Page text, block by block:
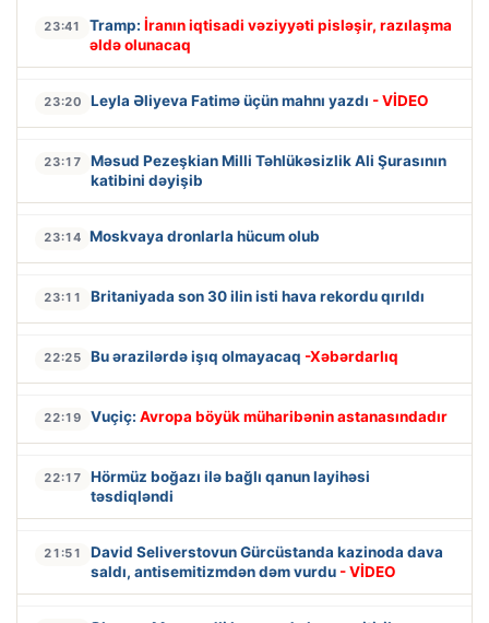
23:41 Tramp: İranın iqtisadi vəziyyəti pisləşir, razılaşma
əldə olunacaq
23:20 Leyla Əliyeva Fatimə üçün mahnı yazdı - VİDEO
23:17
Məsud Pezeşkian Milli Təhlükəsizlik Ali Şurasının
katibini dəyişib
23:14 Moskvaya dronlarla hücum olub
23:11 Britaniyada son 30 ilin isti hava rekordu qırıldı
22:25 Bu ərazilərdə işıq olmayacaq -Xəbərdarlıq
22:19 Vuçiç: Avropa böyük müharibənin astanasındadır
22:17
Hörmüz boğazı ilə bağlı qanun layihəsi
təsdiqləndi
21:51
David Seliverstovun Gürcüstanda kazinoda dava
saldı, antisemitizmdən dəm vurdu - VİDEO